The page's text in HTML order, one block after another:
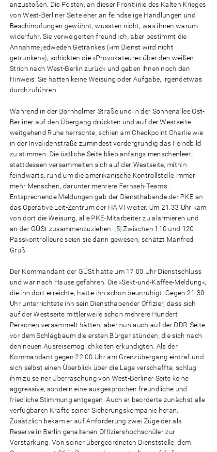
anzustoßen. Die Posten, an dieser Frontlinie des Kalten Krieges
von West-Berliner Seite eher an feindselige Handlungen und
Beschimpfungen gewöhnt, wussten nicht, was ihnen warum
widerfuhr. Sie verweigerten freundlich, aber bestimmt die
Annahme jedweden Getränkes (»im Dienst wird nicht
getrunken«), schickten die »Provokateure« über den weißen
Strich nach West-Berlin zurück und gaben ihnen noch den
Hinweis: Sie hätten keine Weisung oder Aufgabe, irgendetwas
durchzuführen.
Während in der Bornholmer Straße und in der Sonnenallee Ost-
Berliner auf den Übergang drückten und auf der Westseite
weitgehend Ruhe herrschte, schien am Checkpoint Charlie wie
in der Invalidenstraße zumindest vordergründig das Feindbild
zu stimmen: Die östliche Seite blieb anfangs menschenleer;
stattdessen versammelten sich auf der Westseite, mithin
feindwärts, rund um die amerikanische Kontrollstelle immer
mehr Menschen, darunter mehrere Fernseh-Teams.
Entsprechende Meldungen gab der Diensthabende der PKE an
das Operative Leit-Zentrum der HA VI weiter. Um 21.33 Uhr kam
von dort die Weisung, alle PKE-Mitarbeiter zu alarmieren und
an der GÜSt zusammenzuziehen.
[5] Zwischen 110 und 120
Passkontrolleure seien sie dann gewesen, schätzt Manfred
Gruß.
Der Kommandant der GÜSt hatte um 17.00 Uhr Dienstschluss
und war nach Hause gefahren. Die »Sekt-und-Kaffee-Meldung«,
die ihn dort erreichte, hatte ihn schon beunruhigt. Gegen 21.30
Uhr unterrichtete ihn sein Diensthabender Offizier, dass sich
auf der Westseite mittlerweile schon mehrere Hundert
Personen versammelt hätten, aber nun auch auf der DDR-Seite
vor dem Schlagbaum die ersten Bürger stünden, die sich nach
den neuen Ausreisemöglichkeiten erkundigten. Als der
Kommandant gegen 22.00 Uhr am Grenzübergang eintraf und
sich selbst einen Überblick über die Lage verschaffte, schlug
ihm zu seiner Überraschung von West-Berliner Seite keine
aggressive, sondern eine ausgesprochen freundliche und
friedliche Stimmung entgegen. Auch er beorderte zunächst alle
verfügbaren Kräfte seiner Sicherungskompanie heran.
Zusätzlich bekam er auf Anforderung zwei Züge der als
Reserve in Berlin gehaltenen Offiziershochschüler zur
Verstärkung. Von seiner übergeordneten Dienststelle, dem